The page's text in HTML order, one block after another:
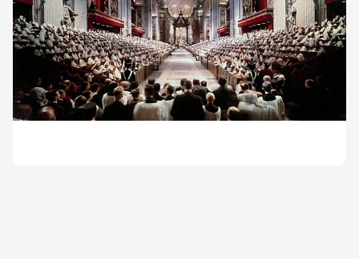
Другий Ватиканський собор став важливим кроком у
модернізації Церкви та її адаптації до викликів
сучасного світу. Що передувало і які були результати